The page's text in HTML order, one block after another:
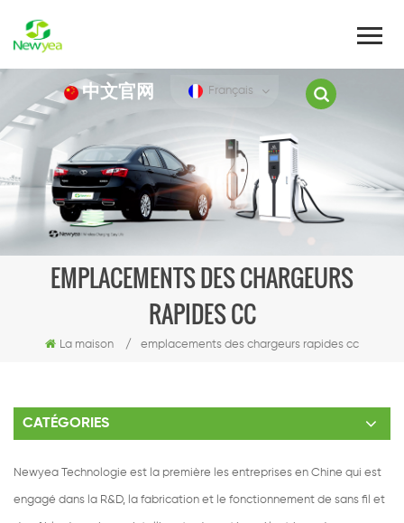
中文官网 Français
EMPLACEMENTS DES CHARGEURS
RAPIDES CC
La maison / emplacements des chargeurs rapides cc
CATÉGORIES
Newyea Technologie est la première les entreprises en Chine qui est
engagé dans la R&D, la fabrication et le fonctionnement de sans fil et